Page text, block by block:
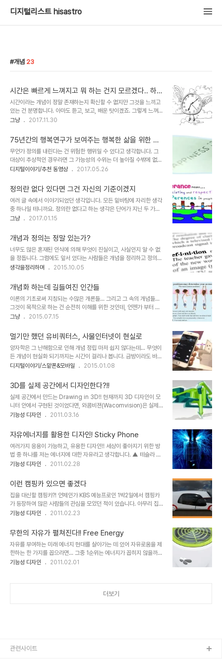
디지털리스트 hisastro
개념 23
시간은 빠르게 느껴지고 뭐 하는 건지 모르겠다.. 하지
만...
시간이라는 개념이 정말 존재하는지 확신할 수 없지만 그것을 느끼고
있는 건 분명합니다. 아마도 듣고, 보고, 배운 탓이겠죠. 그렇게 느껴진
시간의 흐름. 당면하는 사안들 마다 다르기야 하겠으나 전반적으로 받
시 체득에 따른 것이라는 걸 부인하지 못합니다.벌써 오늘이 2017년
하고도 11월 마지막 날이라니~~~ 관객으로만 머물고 싶지 않았습니
다. -뭐~ 그렇지 않은 이가 얼마나 있겠습니까마는- 그것이 그렇다고
단순히 유명해지고 싶다는 생각은 아니었습니다. 소통하고 공감받고
싶다는 지극히 소시민적 바람이랄까?!! 디지털 세상에서의 소통이란
각 뒤 디지털이 지닌 무한경쟁과 그..
그냥 2017.11.30
75년간의 행복연구가 보여주는 행복한 삶을 위한 조
건
무언가 정의를 내린다는 건 위험한 행위일 수 있다고 생각합니다. 그
대상이 추상적인 경우라면 그 가능성의 수위는 더 높아질 수밖에 없죠.
문제는 그러한 정의를 내리는 것들은 인간이 살아가면서 가장 중요하
질문들이 그에 해당합니다. 인간은 어디에서 와서 어디로 가는가? 다
행히도 이런 질문은 불교적 입장에서 제시되듯 어찌할 수 없는 혹은 어
떻게 해도 명확한 답을 얻을 수 없는 것이라서 크게 민감하지는 않습니
다. 불교적 입장이라고 말한 이유도 특정 개인 혹은 집단의 믿음으로
남게 되는 종교적 영역을 넘어설 수 없다고 보았기 때문입니다. 그러나
니다. 행복이란 무엇인가? 공감하실까..
디지털이야기/추천 동영상 2017.05.26
정의란 없다 있다면 그건 자신의 기준이겠지
여러 글 속에서 이야기되었던 생각입니다. 모든 밑바탕에 자리한 생각
중 하나일 테니까요. 정의란 없다고 하는 생각은 단어가 지닌 두 가지
뜻에 모두 해당하는 것이기도 한데, 앞선 건 올바름을 뜻하는 정의보다
수 없다는 점에서 두 명제는 공통적으로 한 가지 답을 가질 수 없다고
말이죠. 사람들이 있다고 오해(혹은 착각)하는 건 어떤 기준이나 원칙
또는 자신이 가진 생각일 뿐입니다. 많은 문제가 여기부터 시작되기도
하죠. 그래서 저는 생각한다고 하고, 주장한다고 습관처럼 말합니다.즉
제 의견일 뿐입니다. 그 생각에 일정 부분 동의하는 이들이 생겨나면
는 있을지는 모르겠습니다...
그냥 2017.01.15
개념과 정의는 정말 있는가?
너무도 많은 혼재된 인식에 의해 무엇이 진실이고, 사실인지 알 수 없
을 정돕니다. 그럼에도 앞서 있다는 사람들은 개념을 정리하고 정의하
려 합니다. 그리고 그보다 더 많은 사람들은 가장 앞선 -흔히 주류라
다른 이들에게 강요하려 들기까지 합니다. 그건 더 큰 힘의 작용에 의
해 뒤집어지는 반전이 망각 속에 끊임없이 이어지기도 하죠. 산행을 하
던 중 문득 -언제나 드는 생각의 시작이 그렇습니다만..- 그런 생각이
들었습니다. 과연 개념이란 정말 있기라도 한 것일까? 이를 전부 부정
할 수는 없겠지만... 인정한다 하더라도 이해를 위한 도구 이상은 될 수
출처: huffin..
생각을정리하며 2015.10.05
개념화 하는데 길들여진 인간들
이론의 기초로써 지칭되는 수많은 개론들... 그리고 그 속의 개념들...
그것이 목적으로 하는 건 순전히 이해를 위한 것인데, 언젠가 부터 그
것이 목적이 되어 버린 듯 합니다. 이미지 출처:
앞세워 떠도는 것들도 그에 해당하는 한 가지 아닐까 합니다. 이러한
테스트류의 가십들이 하루 이틀 된 것도 아닌데... 뭐~ 물론 그 모든 것
들이 그저 틀리기만 하다고 말하진 않겠습니다. 믿고 안 믿고는 각자의
몫이라고도 할 수 있다고 생각하며, 또 그렇게 주장하는 이들의 진실한
(?) 의도까지를 무작정 무시하고자 하는 것도 아니니까요. 바넘 효과
자신이 보는 시각과 ..
그냥 2015.07.15
멀기만 했던 유비쿼터스, 사물인터넷이 현실로
양자학은 그 난해함으로 인해 개념 정립 마저 쉽지 않다는데... 무엇이
든 개념이 현실화 되기까지는 시간이 걸리나 봅니다. 금방이라도 바뀔
듯 대세몰이를 하며 기술의 총아로 불리던 유비쿼터스도 그랬던것 같
디서나 무엇이든' 할 수 있다고 하는 획기적인 개념이었습니다.그러나
유비쿼터스(Ubiquitous)는 개념적으로 일반화하는데 성공했을지
몰라도 아직까지 대중화되지 못한 면이 있습니다. 실생활에 체험적으
로 와닿지 않았고 유비쿼터스를 실현할 환경도 부족했죠. 하지만 최근
부각되고 있는 유비쿼터스의 또다른 이름이라 할 수 있는 사물인터넷
입니다. 애플은 이미 일반..
디지털이야기/스맡폰&모바일 2015.01.08
3D를 실제 공간에서 디자인한다?!!
실제 공간에서 만드는 Drawing in 3D!! 현재까지 3D 디자인이 모
니터 안에서 구현된 것이었다면, 와콤비젼(Wacomvision)은 실제
공간에 디자인을 할 수 있는 입체 캔버스 디자인 컨셉으로써 이건 그야
렛이라고 해야할까요? (와콤비젼이라고 하여 와콤회사와 관계가 있나
생각했는데, 확인은 못하였습니다.) 디자이너의 설명에 따르면, 와콤
비젼(Wacomvision)은 특수 제작된 3차원 전자펜으로 브러쉬의 크
기, 압력, 감도를 사용자 정의에 따라서 적용할 수 있으며, 생성된 3D
디자인을 온라인을 통해 즉시 공유할 수 있다고 합니다. 또한 루브르
수 도 있다는 군요. 미..
기능성 디자인 2011.03.16
자유에너지를 활용한 디자인! Sticky Phone
여러가지 응용이 가능하고, 유용한 디자인!! 세상이 좋아지기 위한 방
법 중 하나를 저는 에너지에 대한 자유라고 생각합니다. ▲ 테슬라 코
일을 시험 중인 니콜라 테슬라 그건 천재 과학자 니콜라테슬라가 주창
것으로 압니다. 특히, 지구 상의 분쟁 중 대부분은 이 에너지와 밀접한
관련이 있다는 점은 아이러니하게도 그것을 증명하는 것이고, 또 우리
말로 해석할 때 "힘"이란 뜻에서는 간단치 않은 어떤 느낌이 전해지기
도 합니다. 정말로 생각해 보면, 우리가 살아가는 삶 속의 굴레는 이 에
너지에 대한 속박이 가장 큰 것이 아닐까 싶습니다. 언젠가 뉴스 중에
이 어둠과 추위 속에서 고생..
기능성 디자인 2011.02.28
이런 캠핑카 있으면 좋겠다
집을 대신할 캠핑카?! 언제인가 KBS 예능프로인 1박2일에서 캠핑카
가 등장하여 많은 사람들의 관심을 모았던 적이 있습니다. 아무리 집에
만 있기를 좋아하는 사람이라도 캠핑카가 있다면, 어딘가 떠나고 싶다
많이 왜곡되어 있는 부동산을 바라보는 사람들의 생각도 많이 변화할
듯 하기도 하구요. 서양의 경우에는 많이 보편화되었다지만, 국내의 경
우는 최근 캠핑카에 대한 관심이 증대되어 모임도 생기고, 자동차 캠핑
을 즐길 수 있는 장소들도 몇몇 곳에 조성되고 있으며, 최근 들어 자동
차 캠핑과 관련한 대회들이 개최되고 있다는 소식들을 가끔 접하긴 해
기능성 디자인 2011.02.23
무한의 자유가 펼쳐진다!! Free Energy
자유를 부여하는 미래 에너지 현대를 살아가는 데 있어 자유로움을 제
한하는 한 가지를 꼽으라면... 그중 1순위는 에너지가 꼽히지 않을까
생각합니다. 우선 먹고사는 것도 그렇고... 인간 생활에 있어서 에너지
다. 간혹, 꼭 디자인이 아니더라도 이런저런 언급에 있어서 에너지에
기능성 디자인 2011.02.01
더보기
관련사이트